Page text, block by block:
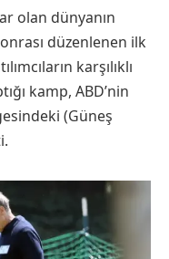
olan dünyanın
düzenlenen ilk
karşılıklı
kamp, ABD’nin
(Güneş